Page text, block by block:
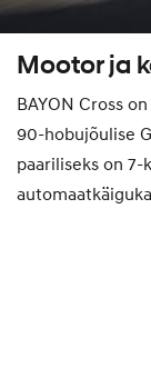
Mootor ja
BAYON Cross
90-hobujõulise
paariliseks on